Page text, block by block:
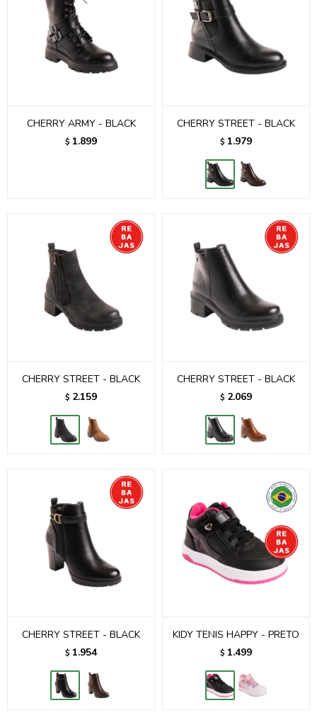
CHERRY ARMY - BLACK
$ 1.899
CHERRY STREET - BLACK
$ 1.979
CHERRY STREET - BLACK
$ 2.159
CHERRY STREET - BLACK
$ 2.069
CHERRY STREET - BLACK
$ 1.954
KIDY TENIS HAPPY - PRETO
$ 1.499